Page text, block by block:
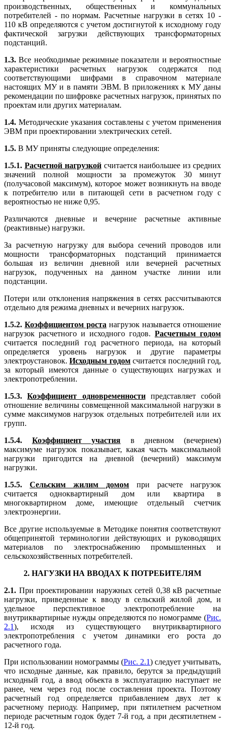
производственных, общественных и коммунальных
потребителей - по нормам. Расчетные нагрузки в сетях 10 -
110 кВ определяются с учетом достигнутой к исходному году
фактической загрузки действующих трансформаторных
подстанций.
1.3. Все необходимые режимные показатели и вероятностные
характеристики расчетных нагрузок содержатся под
соответствующими шифрами в справочном материале
настоящих МУ и в памяти ЭВМ. В приложениях к МУ даны
рекомендации по шифровке расчетных нагрузок, принятых по
проектам или других материалам.
1.4. Методические указания составлены с учетом применения
ЭВМ при проектировании электрических сетей.
1.5. В МУ приняты следующие определения:
1.5.1. Расчетной нагрузкойсчитается наибольшее из средних
значений полной мощности за промежуток 30 минут
(получасовой максимум), которое может возникнуть на вводе
к потребителю или в питающей сети в расчетном году с
вероятностью не ниже 0,95.
Различаются дневные и вечерние расчетные активные
(реактивные) нагрузки.
За расчетную нагрузку для выбора сечений проводов или
мощности трансформаторных подстанций принимается
большая из величин дневной или вечерней расчетных
нагрузок, подученных на данном участке линии или
подстанции.
Потери или отклонения напряжения в сетях рассчитываются
отдельно для режима дневных и вечерних нагрузок.
1.5.2. Коэффициентом роста нагрузок называется отношение
нагрузок расчетного и исходного годов. Расчетным годом
считается последний год расчетного периода, на который
определяется уровень нагрузок и другие параметры
электроустановок.Исходным годомсчитается последний год,
за который имеются данные о существующих нагрузках и
электропотреблении.
1.5.3.
Коэффициент одновременностипредставляет собой
отношение величины совмещенной максимальной нагрузки в
сумме максимумов нагрузок отдельных потребителей или их
групп.
1.5.4.
Коэффициент участия в дневном (вечернем)
максимуме нагрузок показывает, какая часть максимальной
нагрузки пригодится на дневной (вечерний) максимум
нагрузки.
1.5.5.
Сельским жилим домом при расчете нагрузок
считается одноквартирный дом или квартира в
многоквартирном доме, имеющие отдельный счетчик
электроэнергии.
Все другие используемые в Методике понятия соответствуют
общепринятой терминологии действующих и руководящих
материалов по электроснабжению промышленных и
сельскохозяйственных потребителей.
2. НАГУЗКИ НА ВВОДАХ К ПОТРЕБИТЕЛЯМ
2.1. При проектировании наружных сетей 0,38 кВ расчетные
нагрузки, приведенные к вводу в сельский жилой дом, и
удельное перспективное электропотребление на
внутриквартирные нужды определяются по номограмме (Рис.
2.1), исходя из существующего внутриквартирного
электропотребления с учетом динамики его роста до
расчетного года.
При использовании номограммы (Рис. 2.1) следует учитывать,
что исходные данные, как правило, берутся за предыдущий
исходный год, а ввод объекта в эксплуатацию наступает не
ранее, чем через год после составления проекта. Поэтому
расчетный год определяется прибавлением двух лет к
расчетному периоду. Например, при пятилетнем расчетном
периоде расчетным годок будет 7-й год, а при десятилетнем -
12-й год.